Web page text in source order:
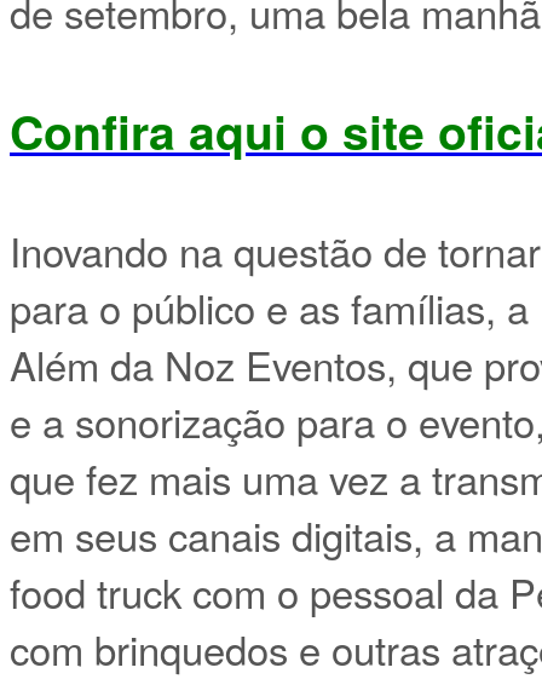
de setembro, uma bela
Confira aqui o site
Inovando na questão de
para o público e as famílias,
Além da Noz Eventos, que
e a sonorização para o
que fez mais uma vez a
em seus canais digitais, a
food truck com o pessoal da
com brinquedos e outras